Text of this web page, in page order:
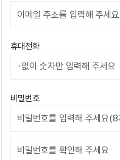
휴대전화
비밀번호
비밀번호확인